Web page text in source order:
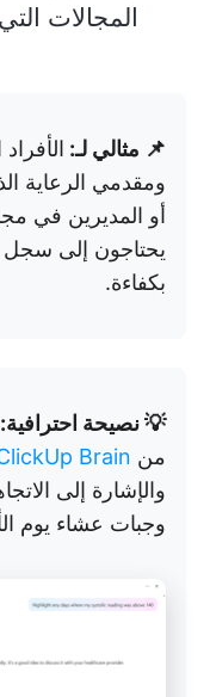
المجالات
📌 مثالي لـ:
ومقدمي الرعاية
أو المديرين في
يحتاجون إلى سجل
بكفاءة.
💡 نصيحة احترافية:
من Brain
والإشارة إلى
وجبات عشاء يوم